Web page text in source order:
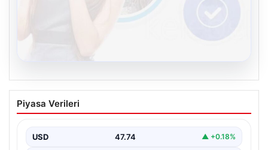
Kelebek sohbet platformu İle Çevrim içi
İletişimin Seviyeli Adresi Ve Muhabbet
İnternet ortamında insanların seviyeli bir şekilde irtibat
Piyasa Verileri
USD 47.74 ▲ +0.18%